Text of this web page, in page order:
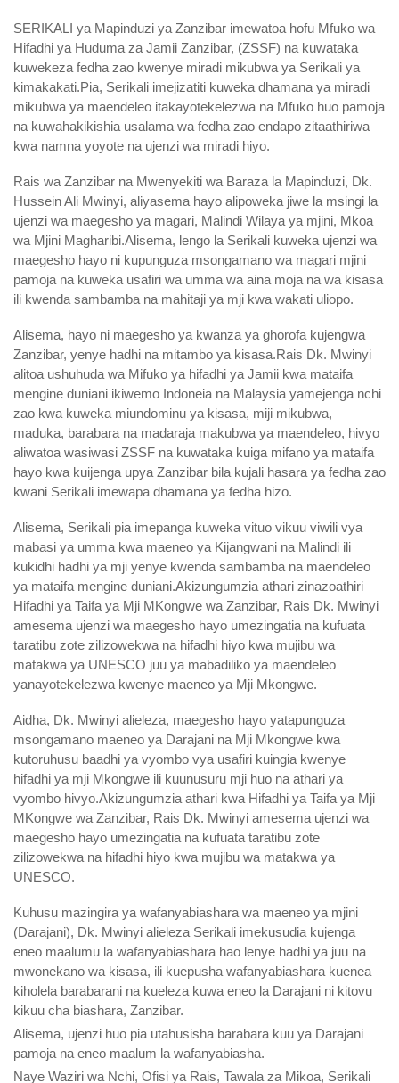
SERIKALI ya Mapinduzi ya Zanzibar imewatoa hofu Mfuko wa
Hifadhi ya Huduma za Jamii Zanzibar, (ZSSF) na kuwataka
kuwekeza fedha zao kwenye miradi mikubwa ya Serikali ya
kimakakati.Pia, Serikali imejizatiti kuweka dhamana ya miradi
mikubwa ya maendeleo itakayotekelezwa na Mfuko huo pamoja
na kuwahakikishia usalama wa fedha zao endapo zitaathiriwa
kwa namna yoyote na ujenzi wa miradi hiyo.
Rais wa Zanzibar na Mwenyekiti wa Baraza la Mapinduzi, Dk.
Hussein Ali Mwinyi, aliyasema hayo alipoweka jiwe la msingi la
ujenzi wa maegesho ya magari, Malindi Wilaya ya mjini, Mkoa
wa Mjini Magharibi.Alisema, lengo la Serikali kuweka ujenzi wa
maegesho hayo ni kupunguza msongamano wa magari mjini
pamoja na kuweka usafiri wa umma wa aina moja na wa kisasa
ili kwenda sambamba na mahitaji ya mji kwa wakati uliopo.
Alisema, hayo ni maegesho ya kwanza ya ghorofa kujengwa
Zanzibar, yenye hadhi na mitambo ya kisasa.Rais Dk. Mwinyi
alitoa ushuhuda wa Mifuko ya hifadhi ya Jamii kwa mataifa
mengine duniani ikiwemo Indoneia na Malaysia yamejenga nchi
zao kwa kuweka miundominu ya kisasa, miji mikubwa,
maduka, barabara na madaraja makubwa ya maendeleo, hivyo
aliwatoa wasiwasi ZSSF na kuwataka kuiga mifano ya mataifa
hayo kwa kuijenga upya Zanzibar bila kujali hasara ya fedha zao
kwani Serikali imewapa dhamana ya fedha hizo.
Alisema, Serikali pia imepanga kuweka vituo vikuu viwili vya
mabasi ya umma kwa maeneo ya Kijangwani na Malindi ili
kukidhi hadhi ya mji yenye kwenda sambamba na maendeleo
ya mataifa mengine duniani.Akizungumzia athari zinazoathiri
Hifadhi ya Taifa ya Mji MKongwe wa Zanzibar, Rais Dk. Mwinyi
amesema ujenzi wa maegesho hayo umezingatia na kufuata
taratibu zote zilizowekwa na hifadhi hiyo kwa mujibu wa
matakwa ya UNESCO juu ya mabadiliko ya maendeleo
yanayotekelezwa kwenye maeneo ya Mji Mkongwe.
Aidha, Dk. Mwinyi alieleza, maegesho hayo yatapunguza
msongamano maeneo ya Darajani na Mji Mkongwe kwa
kutoruhusu baadhi ya vyombo vya usafiri kuingia kwenye
hifadhi ya mji Mkongwe ili kuunusuru mji huo na athari ya
vyombo hivyo.Akizungumzia athari kwa Hifadhi ya Taifa ya Mji
MKongwe wa Zanzibar, Rais Dk. Mwinyi amesema ujenzi wa
maegesho hayo umezingatia na kufuata taratibu zote
zilizowekwa na hifadhi hiyo kwa mujibu wa matakwa ya
UNESCO.
Kuhusu mazingira ya wafanyabiashara wa maeneo ya mjini
(Darajani), Dk. Mwinyi alieleza Serikali imekusudia kujenga
eneo maalumu la wafanyabiashara hao lenye hadhi ya juu na
mwonekano wa kisasa, ili kuepusha wafanyabiashara kuenea
kiholela barabarani na kueleza kuwa eneo la Darajani ni kitovu
kikuu cha biashara, Zanzibar.
Alisema, ujenzi huo pia utahusisha barabara kuu ya Darajani
pamoja na eneo maalum la wafanyabiasha.
Naye Waziri wa Nchi, Ofisi ya Rais, Tawala za Mikoa, Serikali